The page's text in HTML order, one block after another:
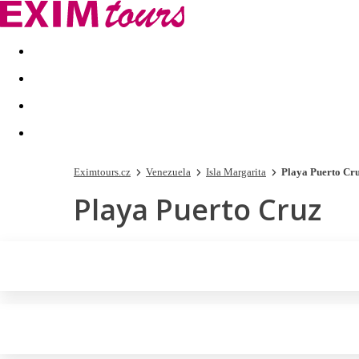
Akční nabídky Last minute
Eximtours.cz Venezuela Isla Margarita Playa Puerto
Playa Puerto Cruz